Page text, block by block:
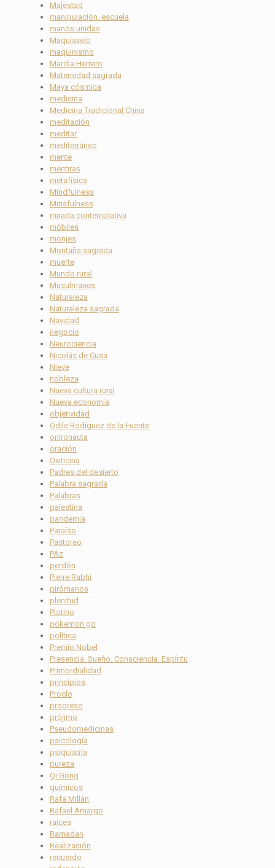
Majestad
manipulación. escuela
manos unidas
Maquiavelo
maquinismo
Mardïa Herrero
Maternidad sagrada
Maya cósmica
medicina
Medicina Tradicional China
meditación
meditar
mediterráneo
mente
mentiras
metafísica
Mindfulness
Minsfulness
mirada contemplativa
móbiles
monjes
Montaña sagrada
muerte
Mundo rural
Musulmanes
Naturaleza
Naturaleza sagrada
Navidad
negocio
Neurociencia
Nicolás de Cusa
Nieve
nobleza
Nueva cultura rural
Nueva economía
objetividad
Odile Rodíguez de la Fuente
onironauta
oración
Oxiticina
Padres del desierto
Palabra sagrada
Palabras
palestina
pandemia
Paraíso
Pastoreo
PAz
perdón
Pierre Rabhi
pirómanos
plenitud
Plotino
pokemon go
política
Premio Nobel
Presencia. Sueño. Consciencia. Espíritu
Primordialidad
principios
Proclo
progreso
prójimo
Pseudomedicinas
psicología
psiquiatría
pureza
Qi Gong
químicos
Rafa Millán
Rafael Amargo
raíces
Ramadan
Realización
recuerdo